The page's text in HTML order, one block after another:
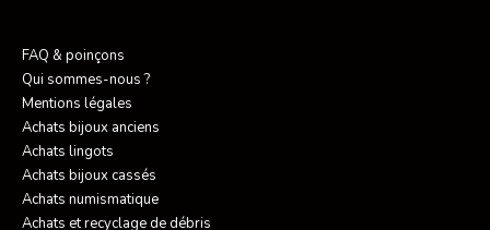
FAQ & poinçons
Qui sommes-nous ?
Mentions légales
Achats bijoux anciens
Achats lingots
Achats bijoux cassés
Achats numismatique
Achats et recyclage de débris